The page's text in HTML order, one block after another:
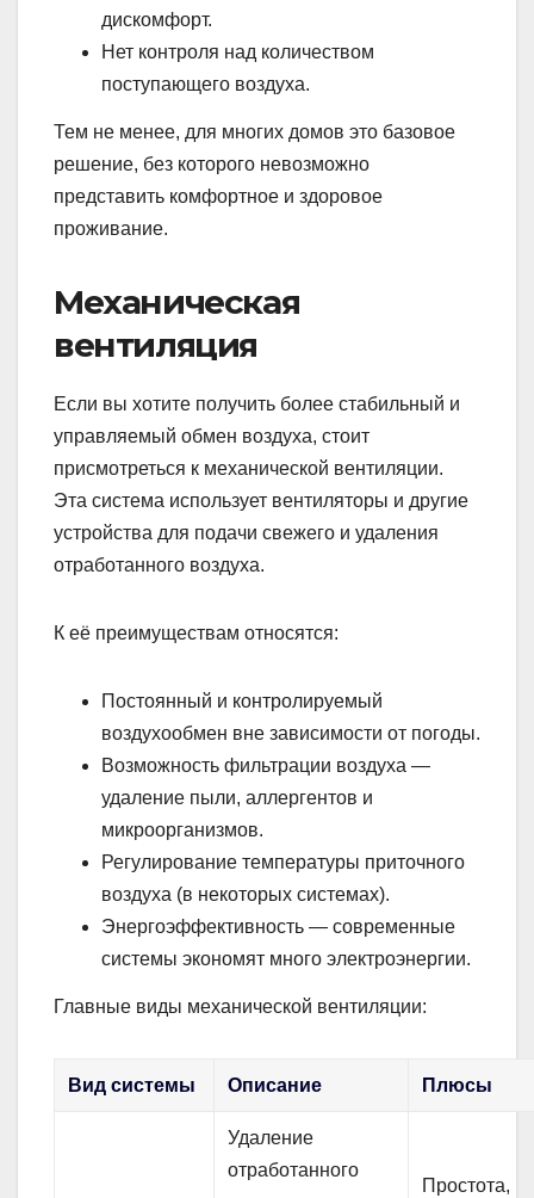
дискомфорт.
Нет контроля над количеством
поступающего воздуха.
Тем не менее, для многих домов это базовое
решение, без которого невозможно
представить комфортное и здоровое
проживание.
Механическая
вентиляция
Если вы хотите получить более стабильный и
управляемый обмен воздуха, стоит
присмотреться к механической вентиляции.
Эта система использует вентиляторы и другие
устройства для подачи свежего и удаления
отработанного воздуха.
К её преимуществам относятся:
Постоянный и контролируемый
воздухообмен вне зависимости от погоды.
Возможность фильтрации воздуха —
удаление пыли, аллергентов и
микроорганизмов.
Регулирование температуры приточного
воздуха (в некоторых системах).
Энергоэффективность — современные
системы экономят много электроэнергии.
Главные виды механической вентиляции:
Вид системы Описание Плюсы
Удаление
отработанного
Простота,